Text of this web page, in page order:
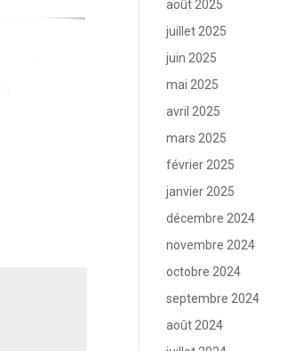
août 2025
juillet 2025
juin 2025
mai 2025
avril 2025
mars 2025
février 2025
janvier 2025
décembre 2024
novembre 2024
octobre 2024
septembre 2024
août 2024